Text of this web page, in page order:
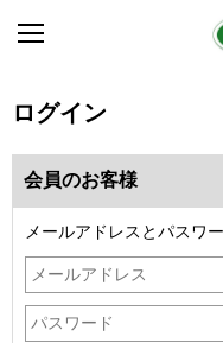
ログイン
会員のお客様
メールアドレスとパスワ